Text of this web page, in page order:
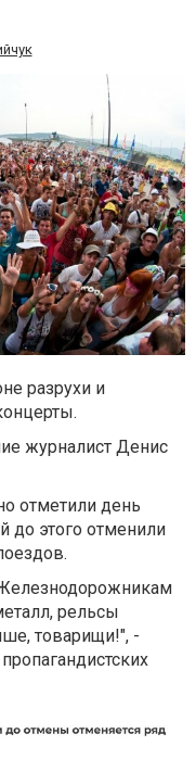
разрухи и
.
журналист Денис
отметили день
до этого отменили
рельсы
товарищи!", -